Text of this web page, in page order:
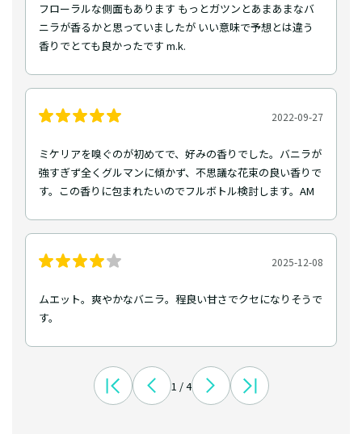
フローラルな側面もあります もっとガツンとあまあまなバ
ニラが香るかと思っていましたが いい意味で予想とは違う
香りでとても良かったです m.k.
2022-09-27
ミケリアを嗅ぐのが初めてで、好みの香りでした。バニラが
強すぎず全くグルマンに傾かず、不思議な花束の良い香りで
す。この香りに包まれたいのでフルボトル検討します。AM
2025-12-08
ムエット。爽やかなバニラ。程良い甘さでクセになりそうで
す。
1 / 4